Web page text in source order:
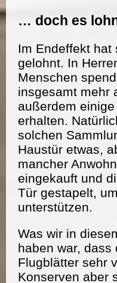
… doch es
Im Endeffekt hat
gelohnt. In
Menschen
insgesamt mehr
außerdem
erhalten.
solchen
Haustür etwas,
mancher
eingekauft und
Tür gestapelt,
unterstützen.
Was wir in
haben war, dass
Flugblätter sehr
Konserven aber